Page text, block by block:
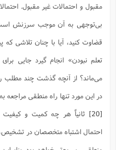
مقبول و احتمالات غیر مقبول.
بی‌توجهی به آن موجب سرزنش
قضاوت کنید، آیا با چنان تلاشی که
تعلم نبودن» انجام گیرد جایی
می‌ماند؟ از آنچه گذشت چند مطلب
در این مورد تنها راه منطقی
ثانیاً هر چه کمیت و کیفیت
احتمال اشتباه متخصصان در